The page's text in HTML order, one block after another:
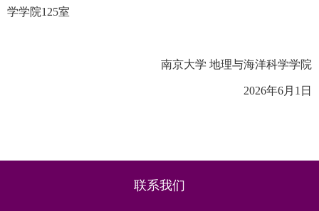
学学院125室
南京大学 地理与海洋科学学院
2026年6月 1 日
联系我们